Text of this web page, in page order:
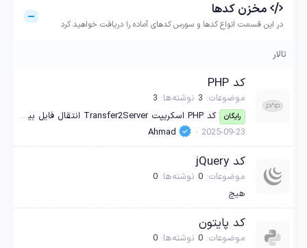
مخزن کدها
در این قسمت انواع کدها و سورس کدهای آماده را دریافت خواهید کرد
تالار
کد PHP
موضوعات 3 نوشته‌ها 3
رایگان
کد PHP اسکریپت Transfer2Server انتقال فایل بین سرورها با لینک مستقیم بدون دانلود
2025-09-23
Ahmad
کد jQuery
موضوعات 0 نوشته‌ها 0
هیچ
کد پایتون
موضوعات 0 نوشته‌ها 0